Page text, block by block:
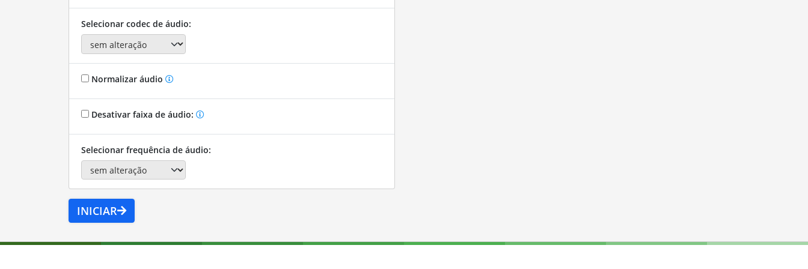
Selecionar codec de áudio:
Normalizar áudio
Desativar faixa de áudio:
Selecionar frequência de áudio:
INICIAR